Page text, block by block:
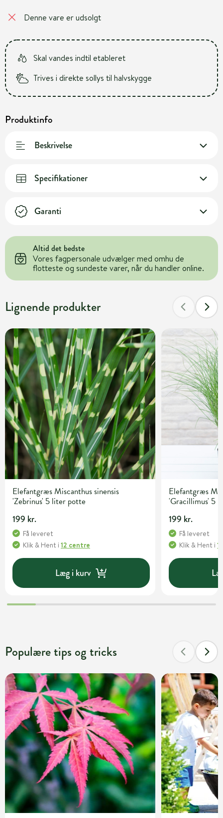
Denne vare er udsolgt
Skal vandes indtil etableret
Trives i direkte sollys til halvskygge
Produktinfo
Beskrivelse
Specifikationer
Garanti
Altid det bedste
Vores fagpersonale udvælger med omhu de
flotteste og sundeste varer, når du handler online.
Lignende produkter
Elefantgræs Miscanthus sinensis
'Zebrinus' 5 liter potte
199 kr.
Få leveret
Klik & Hent i 12 centre
Læg i kurv
Elefantgræs
'Gracillimus' 5
199 kr.
Få leveret
Klik & Hent i
Populære tips og tricks